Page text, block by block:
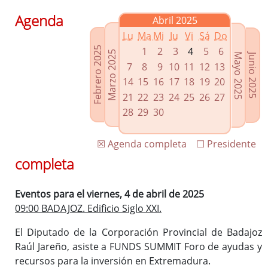
Grupos Políticos
Enlaces relacionados
Agenda de Presidencia
Plenos provinciales y Juntas de gobierno
Oficina de Proyectos Europeos
Febrero 2025Marzo 2025
Abril 2025
Lu Ma Mi Ju Vi Sá Do
1
2 3 4 5
6
7
8 9 10 11 12 13
14 15 16 17 18 19 20
21 22 23 24 25 26 27
28 29 30
Junio 2025
Mayo 2025
☐ Presidente
☒ Agenda completa
Agenda
completa
Eventos para el viernes, 4 de abril de 2025
09:00 BADAJOZ. Edificio Siglo XXI.
El Diputado de la Corporación Provincial de Badajoz
Raúl Jareño, asiste a FUNDS SUMMIT Foro de ayudas y
recursos para la inversión en Extremadura.